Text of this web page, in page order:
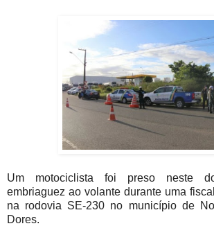
Um motociclista foi preso neste
embriaguez ao volante durante uma
na rodovia SE-230 no município de
Dores.